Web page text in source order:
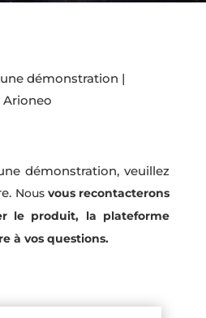
démonstration |
Arioneo
démonstration, veuillez
Nousvous recontacterons
le produit, la plateforme
à vos questions.